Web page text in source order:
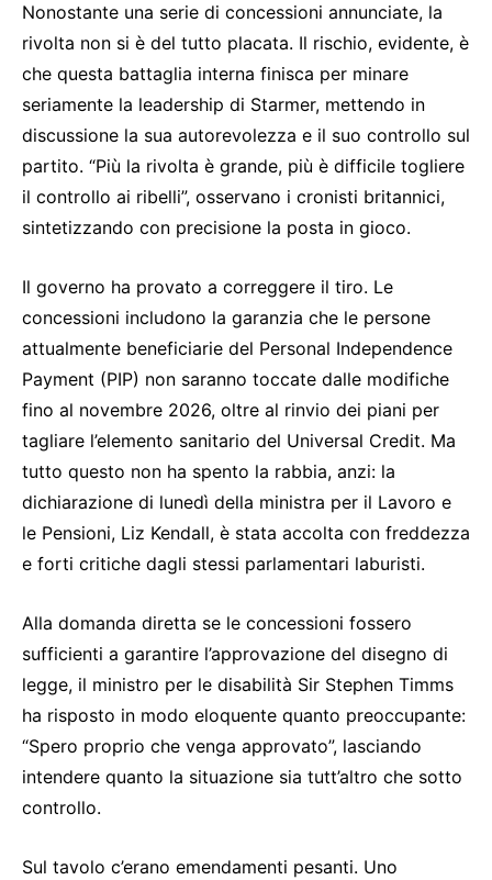
Nonostante una serie di concessioni annunciate, la
rivolta non si è del tutto placata. Il rischio, evidente, è
che questa battaglia interna finisca per minare
seriamente la leadership di Starmer, mettendo in
discussione la sua autorevolezza e il suo controllo sul
partito. “Più la rivolta è grande, più è difficile togliere
il controllo ai ribelli”, osservano i cronisti britannici,
sintetizzando con precisione la posta in gioco.
Il governo ha provato a correggere il tiro. Le
concessioni includono la garanzia che le persone
attualmente beneficiarie del Personal Independence
Payment (PIP) non saranno toccate dalle modifiche
fino al novembre 2026, oltre al rinvio dei piani per
tagliare l’elemento sanitario del Universal Credit. Ma
tutto questo non ha spento la rabbia, anzi: la
dichiarazione di lunedì della ministra per il Lavoro e
le Pensioni, Liz Kendall, è stata accolta con freddezza
e forti critiche dagli stessi parlamentari laburisti.
Alla domanda diretta se le concessioni fossero
sufficienti a garantire l’approvazione del disegno di
legge, il ministro per le disabilità Sir Stephen Timms
ha risposto in modo eloquente quanto preoccupante:
“Spero proprio che venga approvato”, lasciando
intendere quanto la situazione sia tutt’altro che sotto
controllo.
Sul tavolo c’erano emendamenti pesanti. Uno